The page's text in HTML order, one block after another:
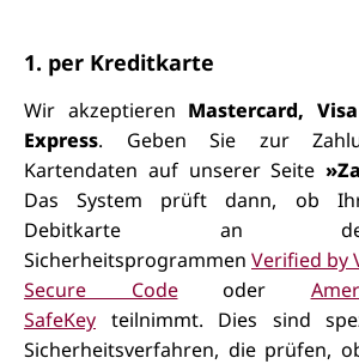
1. per Kreditkarte
Wir akzeptieren Mastercard, Visa
Express. Geben Sie zur
Kartendaten auf unserer Seite
Das System prüft dann, ob
Debitkarte an
Sicherheitsprogrammen Verified by
Secure Codeoder
SafeKey teilnimmt. Dies sind
Sicherheitsverfahren, die prüfen,